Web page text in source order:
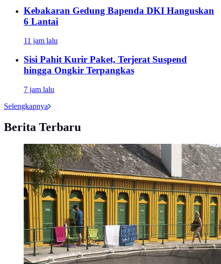
Kebakaran Gedung Bapenda DKI Hanguskan
6 Lantai
11 jam lalu
Sisi Pahit Kurir Paket, Terjerat Suspend
hingga Ongkir Terpangkas
7 jam lalu
Selengkapnya
Berita Terbaru